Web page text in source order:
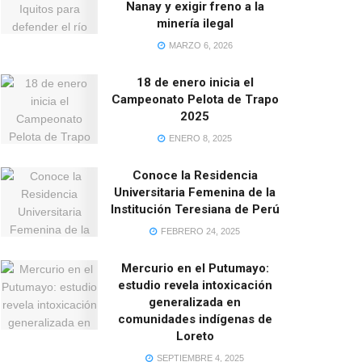
Nanay y exigir freno a la
minería ilegal
MARZO 6, 2026
18 de enero inicia el
Campeonato Pelota de Trapo
2025
ENERO 8, 2025
Conoce la Residencia
Universitaria Femenina de la
Institución Teresiana de Perú
FEBRERO 24, 2025
Mercurio en el Putumayo:
estudio revela intoxicación
generalizada en
comunidades indígenas de
Loreto
SEPTIEMBRE 4, 2025